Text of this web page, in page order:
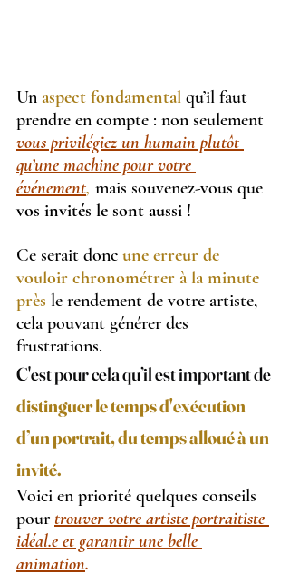
Un aspect fondamental qu’il faut
prendre en compte : non seulement
vous privilégiez un humain plutôt
qu’une machine pour votre
événement, mais souvenez-vous que
vos invités le sont aussi !
Ce serait donc une erreur de
vouloir chronométrer à la minute
près le rendement de votre artiste,
cela pouvant générer des
frustrations.
C'est pour cela qu’il est important de
distinguer le temps d'exécution
d’un portrait, du temps alloué à un
invité.
Voici en priorité quelques conseils
pour trouver votre artiste portraitiste
idéal.e et garantir une belle
animation.